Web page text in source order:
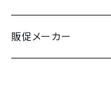
ビーチサンダル
かっきふほふ
販促メーカー